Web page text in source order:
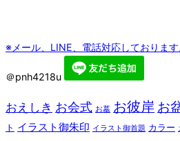
※メール、LINE、電話対応しております
＠pnh4218u
おえしき お会式 お墓 お彼岸 お
ト イラスト御朱印 イラスト御首題 カラー